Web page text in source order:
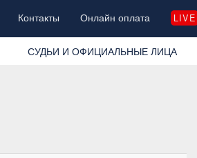
Контакты Онлайн оплата LIVE
СУДЬИ И ОФИЦИАЛЬНЫЕ ЛИЦА